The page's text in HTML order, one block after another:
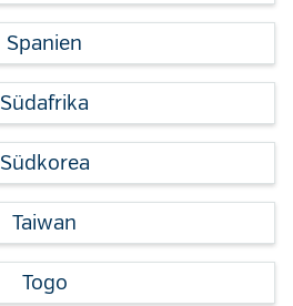
Spanien
Südafrika
Südkorea
Taiwan
Togo